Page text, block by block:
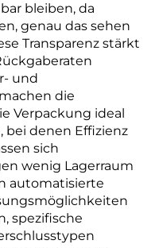
bleiben, da
genau das sehen
Transparenz stärkt
und
die
Verpackung ideal
bei denen Effizienz
sich
wenig Lagerraum
automatisierte
spezifische